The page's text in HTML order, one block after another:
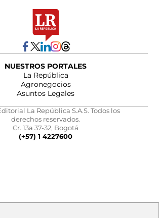
NUESTROS PORTALES
La República
Agronegocios
Asuntos Legales
La República S.A.S. Todos los
derechos reservados.
Cr. 13a 37-32, Bogotá
(+57) 1 4227600